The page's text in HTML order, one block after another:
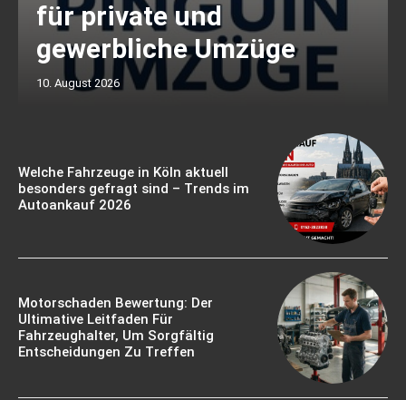
für private und
gewerbliche Umzüge
10. August 2026
Welche Fahrzeuge in Köln aktuell
besonders gefragt sind – Trends im
Autoankauf 2026
Motorschaden Bewertung: Der
Ultimative Leitfaden Für
Fahrzeughalter, Um Sorgfältig
Entscheidungen Zu Treffen